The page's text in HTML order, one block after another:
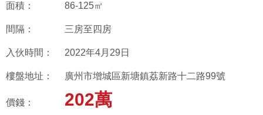
面積： 86-125㎡
間隔： 三房至四房
入伙時間： 2022年4月29日
樓盤地址： 廣州市增城區新塘鎮荔新路十二路99號
價錢： 202萬